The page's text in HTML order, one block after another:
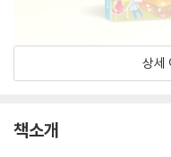
상세
책소개